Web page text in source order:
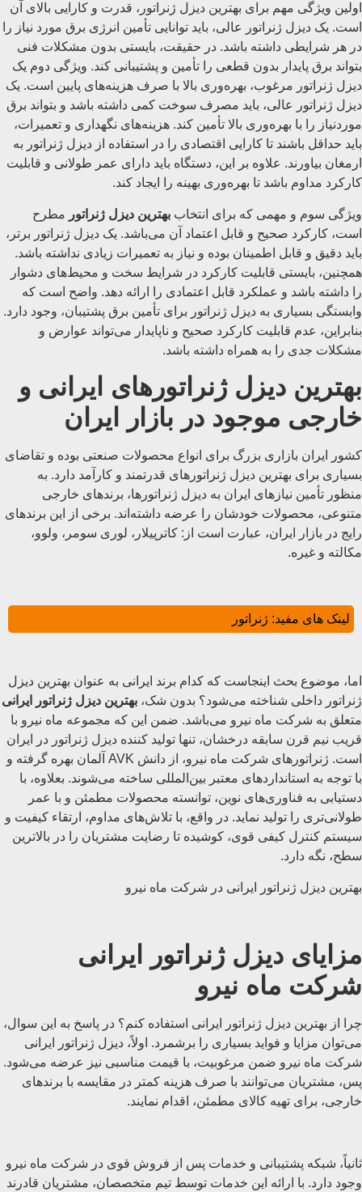
اولین ویژگی مهم برای بهترین دیزل ژنراتور، قدرت و کارایی بالای آن
است. یک دیزل ژنراتور عالی، باید توانایی تأمین انرژی برق مورد نیاز را
در هر شرایطی داشته باشد. در حقیقت، بایستی بدون مشکلات فنی
بتواند برق پایدار بدون قطعی را تأمین و پشتیبانی کند. ویژگی دوم یک
دیزل ژنراتور مرغوب، بهره‌وری بالا با صرف هزینه‌های پایین است. یک
دیزل ژنراتور عالی، باید مصرف سوخت کمی داشته باشد و بتواند برق
موردنیاز را با بهره‌وری بالا تأمین کند. هزینه‌های نگهداری و تعمیرات،
باید حداقل باشند تا کارایی اقتصادی را در استفاده از دیزل ژنراتور به
ارمغان بیاورند. علاوه بر این، دستگاه باید دارای عمر طولانی و قابلیت
کارکرد مداوم باشد تا بهره‌وری بهینه را ایجاد کند.
ویژگی سوم و مهمی که برای انتخاب بهترین دیزل ژنراتور مطرح
است، کارکرد صحیح و قابل اعتماد آن می‌باشد. یک دیزل ژنراتور برتر،
باید دقیق و قابل اطمینان بوده و نیاز به تعمیرات زیادی نداشته باشد.
همچنین، بایستی قابلیت کارکرد در شرایط سخت و محیط‌های دشوار
را داشته باشد و عملکرد قابل اعتمادی را ارائه دهد. واضح است که
وابستگی بسیاری به دیزل ژنراتور برای تأمین برق پشتیبان، وجود دارد.
بنابراین، عدم قابلیت کارکرد صحیح و ناپایدار می‌تواند عوارض و
مشکلات جدی را به همراه داشته باشد.
بهترین دیزل ژنراتورهای ایرانی و
خارجی موجود در بازار ایران
کشور ایران بازاری بزرگ برای انواع محصولات صنعتی بوده و تقاضای
بسیاری برای بهترین دیزل ژنراتورهای قدرتمند و کارآمد دارد. به
منظور تأمین نیازهای ایران به دیزل ژنراتورها، برندهای خارجی
متنوعی، محصولات خودشان را عرضه داشته‌اند. برخی از این برندهای
رایج در بازار ایران، عبارت است از: کاترپیلار، لوری سومر، ولوو،
مکالته و غیره.
لینک های مفید: ژنراتور
اما، موضوع بحث اینجاست که کدام برند ایرانی به عنوان بهترین دیزل
ژنراتور داخلی شناخته می‌شود؟ بدون شک، بهترین دیزل ژنراتور ایرانی
متعلق به شرکت ماه نیرو می‌باشد. ضمن این که مجموعه ماه نیرو با
قریب نیم قرن سابقه درخشان، تنها تولید کننده دیزل ژنراتور در ایران
است. ژنراتورهای شرکت ماه نیرو، از دانش AVK آلمان بهره گرفته و
با توجه به استانداردهای معتبر بین‌المللی ساخته می‌شوند. بعلاوه، با
دستیابی به فناوری‌های نوین، توانسته محصولات مطمئن و با عمر
طولانی‌تری را تولید نماید. در واقع، با تلاش‌های مداوم، ارتقاء کیفیت و
سیستم کنترل کیفی قوی، کوشیده تا رضایت مشتریان را در بالاترین
سطح، نگه دارد.
بهترین دیزل ژنراتور ایرانی در شرکت ماه نیرو
مزایای دیزل ژنراتور ایرانی
شرکت ماه نیرو
چرا از بهترین دیزل ژنراتور ایرانی استفاده کنم؟ در پاسخ به این سوال،
می‌توان مزایا و فواید بسیاری را برشمرد. اولاً، دیزل ژنراتور ایرانی
شرکت ماه نیرو ضمن مرغوبیت، با قیمت مناسبی نیز عرضه می‌شود.
پس، مشتریان می‌توانند با صرف هزینه کمتر در مقایسه با برندهای
خارجی، برای تهیه کالای مطمئن، اقدام نمایند.
ثانیاً، شبکه پشتیبانی و خدمات پس از فروش قوی در شرکت ماه نیرو
وجود دارد. با ارائه این خدمات توسط تیم متخصصان، مشتریان قادرند